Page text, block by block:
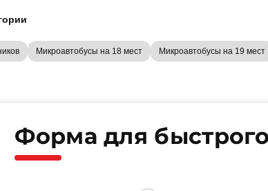
Микроавтобусы на 18 мест Микроавтобусы на 19 мест
Форма для